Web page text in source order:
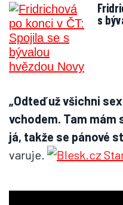
s
„Odteď už všichni
vchodem. Tam mám
já, takže se pánové
varuje.